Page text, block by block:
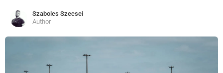
Szabolcs Szecsei
Author